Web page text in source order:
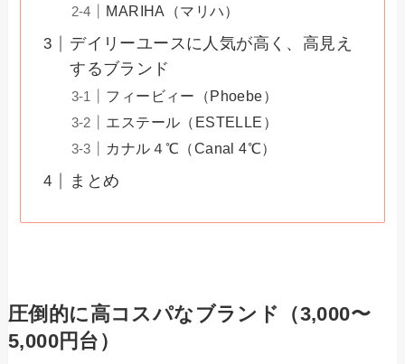
MARIHA（マリハ）
デイリーユースに人気が高く、高見え
するブランド
フィービィー（Phoebe）
エステール（ESTELLE）
カナル４℃（Canal 4℃）
まとめ
圧倒的に高コスパなブランド（3,000〜
5,000円台）